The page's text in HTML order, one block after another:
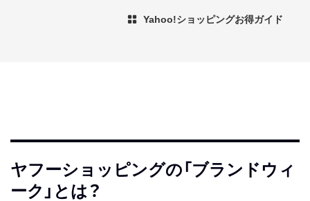
Yahoo!ショッピングお得ガイド
ヤフーショッピングの「ブランドウィ
ーク」とは？